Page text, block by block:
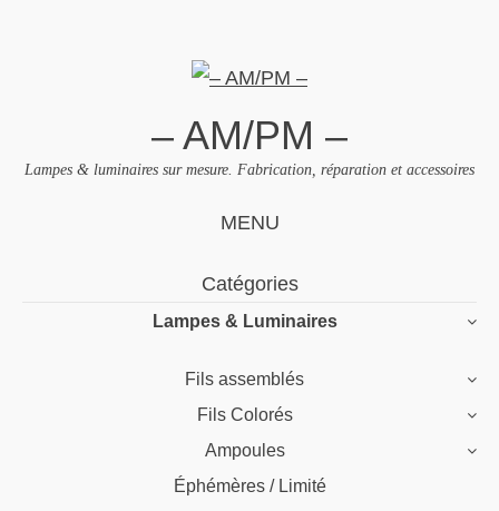
– AM/PM –
Lampes & luminaires sur mesure. Fabrication, réparation et accessoires
MENU
Catégories
Lampes & Luminaires
Fils assemblés
Fils Colorés
Ampoules
Éphémères / Limité